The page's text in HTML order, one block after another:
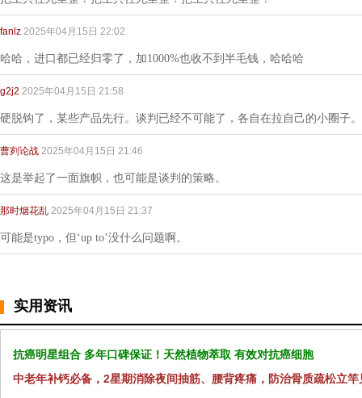
fanlz 2025年04月15日 22:02
哈哈，进口都已经归零了，加1000%也收不到半毛钱，哈哈哈
g2j2 2025年04月15日 21:58
硬脱钩了，某些产品先行。谈判已经不可能了，各自在拉自己的小圈子。
曹刿论战 2025年04月15日 21:46
这是举起了一面旗帜，也可能是谈判的策略。
那时烟花乱 2025年04月15日 21:37
可能是typo，但‘up to’没什么问题啊。
实用资讯
抗癌明星组合 多年口碑保证！天然植物萃取 有效对抗癌细胞
中老年补钙必备，2星期消除夜间抽筋、腰背疼痛，防治骨质疏松立竿